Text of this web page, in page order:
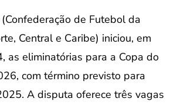
de Futebol da
Central e Caribe) iniciou, em
as eliminatórias para a Copa do
com término previsto para
A disputa oferece três vagas